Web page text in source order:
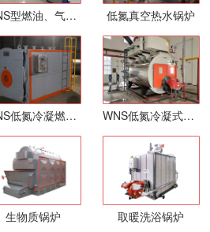
WNS型燃油、气蒸汽锅炉 低氮真空热水锅炉
WNS低氮冷凝燃气热水锅炉 WNS低氮冷凝式燃气蒸汽锅炉
生物质锅炉 取暖洗浴锅炉